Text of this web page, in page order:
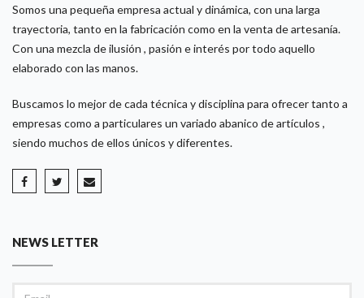
Somos una pequeña empresa actual y dinámica, con una larga
trayectoria, tanto en la fabricación como en la venta de artesanía.
Con una mezcla de ilusión , pasión e interés por todo aquello
elaborado con las manos.
Buscamos lo mejor de cada técnica y disciplina para ofrecer tanto a
empresas como a particulares un variado abanico de artículos ,
siendo muchos de ellos únicos y diferentes.
NEWS LETTER